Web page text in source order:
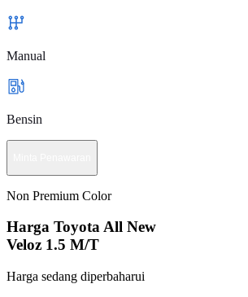
Manual
Bensin
Non Premium Color
Harga Toyota All New
Veloz 1.5 M/T
Harga sedang diperbaharui